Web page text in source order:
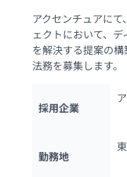
アクセンチュアに
ェクトにおいて、
を解決する提案の
法務を募集します。
採用企業
勤務地